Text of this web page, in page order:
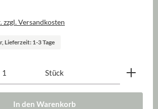
zzgl. Versandkosten
Lieferzeit: 1-3 Tage
Gib den gewünschten Wert ein
Stück
In den Warenkorb